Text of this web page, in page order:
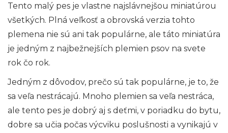
Tento malý pes je vlastne najslávnejšou miniatúrou
všetkých. Plná veľkosť a obrovská verzia tohto
plemena nie sú ani tak populárne, ale táto miniatúra
je jedným z najbežnejších plemien psov na svete
rok čo rok.
Jedným z dôvodov, prečo sú tak populárne, je to, že
sa veľa nestrácajú. Mnoho plemien sa veľa nestráca,
ale tento pes je dobrý aj s deťmi, v poriadku do bytu,
dobre sa učia počas výcviku poslušnosti a vynikajú v